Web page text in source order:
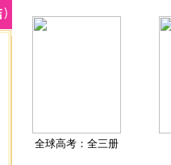
全球高考：全三册